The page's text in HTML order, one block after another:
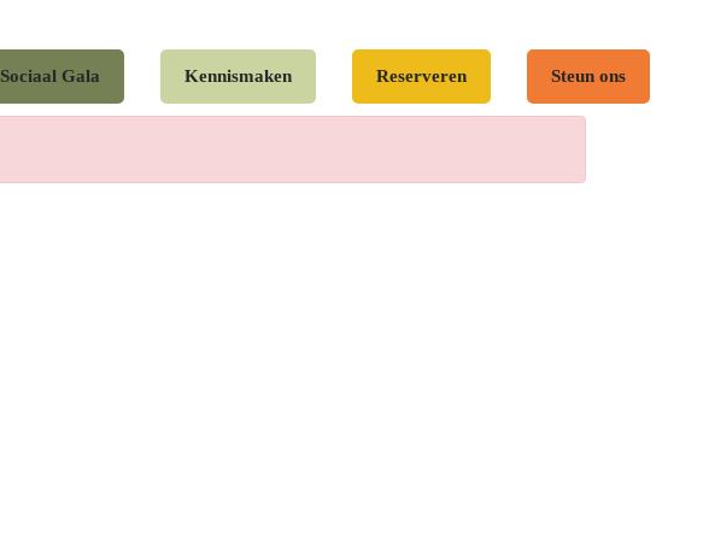
Sociaal Gala Kennismaken Reserveren Steun ons